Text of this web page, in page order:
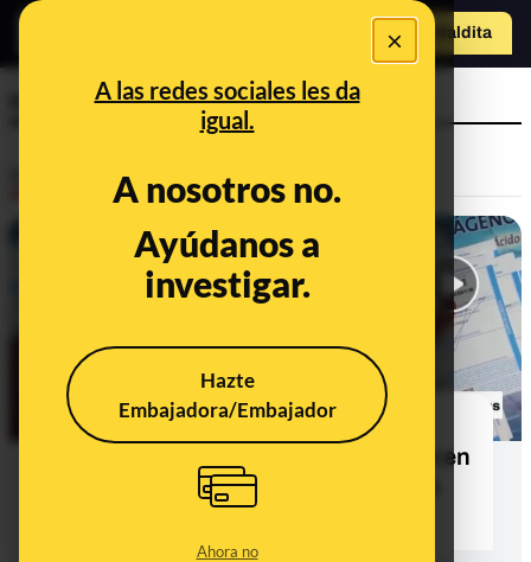
×
A las redes sociales les da
igual.
A nosotros no.
Ayúdanos a
investigar.
Hazte
Embajadora/Embajador
Ahora no
Hazte Maldito
a
recetas
CONTEXTO
Qué sabemos del vídeo de un
farmacéutico sobre los descuentos en
medicamentos que supuestamente
tienen los marroquíes